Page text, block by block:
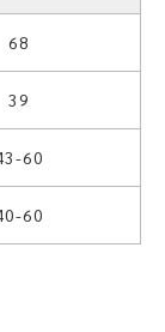
68
39
60
60